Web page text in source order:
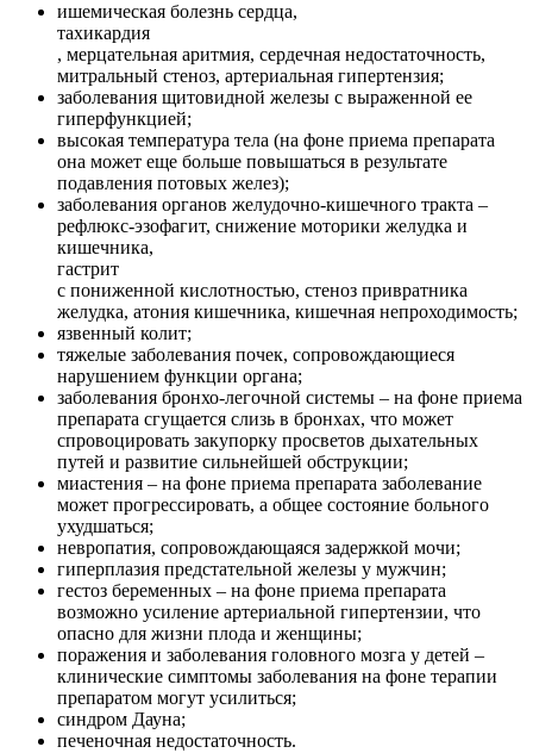
ишемическая болезнь сердца,
тахикардия
, мерцательная аритмия, сердечная недостаточность,
митральный стеноз, артериальная гипертензия;
заболевания щитовидной железы с выраженной ее
гиперфункцией;
высокая температура тела (на фоне приема препарата
она может еще больше повышаться в результате
подавления потовых желез);
заболевания органов желудочно-кишечного тракта –
рефлюкс-эзофагит, снижение моторики желудка и
кишечника,
гастрит
с пониженной кислотностью, стеноз привратника
желудка, атония кишечника, кишечная непроходимость;
язвенный колит;
тяжелые заболевания почек, сопровождающиеся
нарушением функции органа;
заболевания бронхо-легочной системы – на фоне приема
препарата сгущается слизь в бронхах, что может
спровоцировать закупорку просветов дыхательных
путей и развитие сильнейшей обструкции;
миастения – на фоне приема препарата заболевание
может прогрессировать, а общее состояние больного
ухудшаться;
невропатия, сопровождающаяся задержкой мочи;
гиперплазия предстательной железы у мужчин;
гестоз беременных – на фоне приема препарата
возможно усиление артериальной гипертензии, что
опасно для жизни плода и женщины;
поражения и заболевания головного мозга у детей –
клинические симптомы заболевания на фоне терапии
препаратом могут усилиться;
синдром Дауна;
печеночная недостаточность.